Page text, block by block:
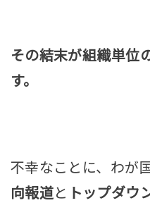
その結末が組織単位
す。
不幸なことに、わが
向報道と トップダウ